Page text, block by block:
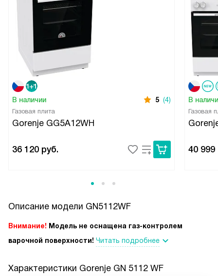
В наличии 5 (4)
Газовая плита
Gorenje GG5A12WH
36 120 руб.
В
Газовая
40 999
Описание модели GN5112WF
Внимание! Модель не оснащена газ-контролем
варочной поверхности! Читать подробнее
Характеристики Gorenje GN 5112 WF